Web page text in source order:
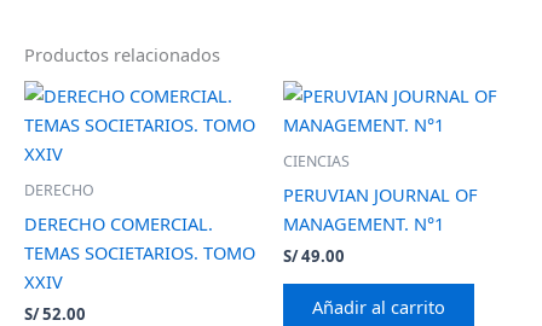
Productos relacionados
DERECHO
DERECHO COMERCIAL.
TEMAS SOCIETARIOS. TOMO
XXIV
S/52.00
CIENCIAS
PERUVIAN JOURNAL OF
MANAGEMENT. N°1
S/49.00
Añadir al carrito